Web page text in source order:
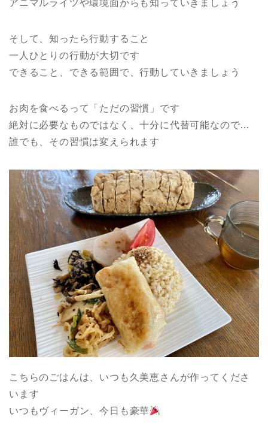
アニマルライツや環境面からも知っていきましょう
そして、知ったら行動すること
一人ひとりの行動が大切です
できること、できる範囲で、行動していきましょう
お肉を食べるって「ただの習慣」です
絶対に必要なものではなく、十分に代替可能なので…
誰でも、その習慣は変えられます
こちらのごはんは、いつも久美恵さんが作ってくださ
います
いつもヴィーガン、今日も豪華